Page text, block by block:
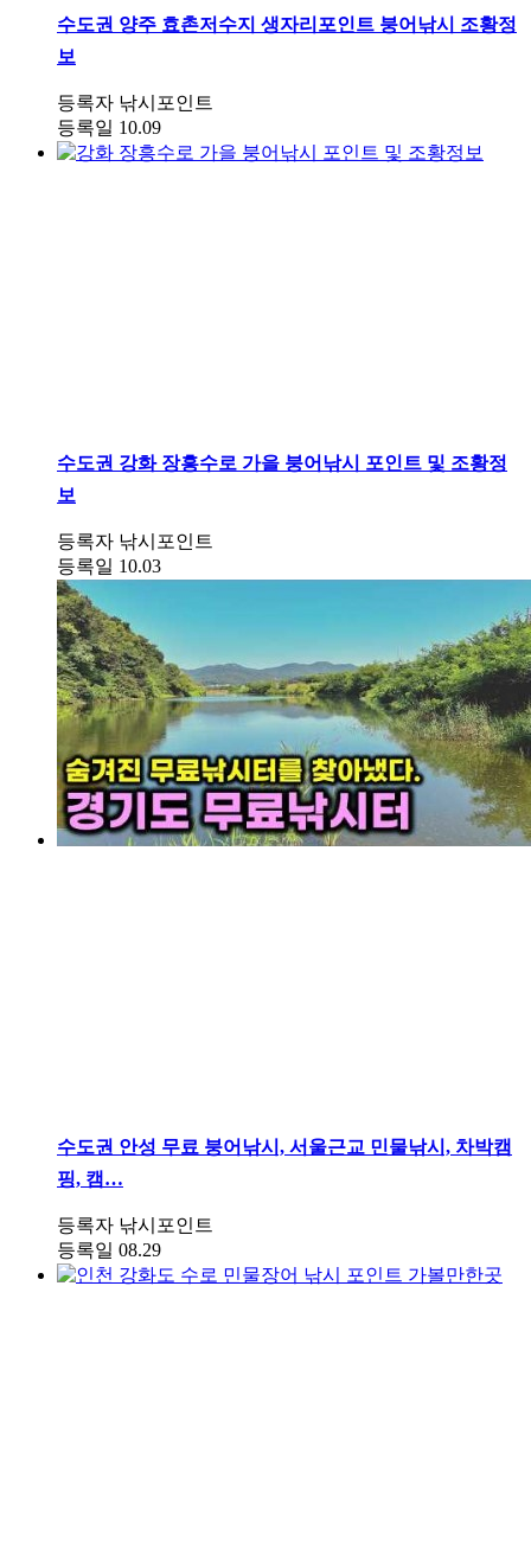
수도권 양주 효촌저수지 생자리포인트 붕어낚시 조황정
보
등록자 낚시포인트
등록일 10.09
수도권 강화 장흥수로 가을 붕어낚시 포인트 및 조황정
보
등록자 낚시포인트
등록일 10.03
수도권 안성 무료 붕어낚시, 서울근교 민물낚시, 차박캠
핑, 캠…
등록자 낚시포인트
등록일 08.29